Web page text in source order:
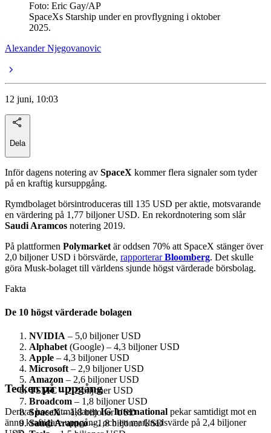
Foto: Eric Gay/AP
SpaceXs Starship under en provflygning i oktober
2025.
Alexander Njegovanovic
12 juni, 10:03
Dela
Inför dagens notering av SpaceX kommer flera signaler som tyder
på en kraftig kursuppgång.
Rymdbolaget börsintroduceras till 135 USD per aktie, motsvarande
en värdering på 1,77 biljoner USD. En rekordnotering som slår
Saudi Aramcos notering 2019.
På plattformen Polymarket är oddsen 70% att SpaceX stänger över
2,0 biljoner USD i börsvärde, rapporterarBloomberg. Det skulle
göra Musk-bolaget till världens sjunde högst värderade börsbolag.
Fakta
De 10 högst värderade bolagen
NVIDIA – 5,0 biljoner USD
Alphabet(Google) – 4,3 biljoner USD
Apple – 4,3 biljoner USD
Microsoft– 2,9 biljoner USD
Amazon – 2,6 biljoner USD
TSMC– 2,2 biljoner USD
Broadcom – 1,8 biljoner USD
SpaceX– 1,8 biljoner USD
Saudi Aramco– 1,8 biljoner USD
Tecken på uppgång
Derivat hos nätmäklarenIG International pekar samtidigt mot en
ännu kraftigare uppgång, och ett marknadsvärde på 2,4 biljoner